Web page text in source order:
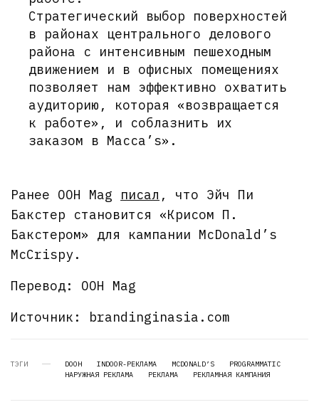
Стратегический выбор поверхностей
в районах центрального делового
района с интенсивным пешеходным
движением и в офисных помещениях
позволяет нам эффективно охватить
аудиторию, которая «возвращается
к работе», и соблазнить их
заказом в Macca’s».
Ранее OOH Mag писал , что Эйч Пи
Бакстер становится «Крисом П.
Бакстером» для кампании McDonald’s
McCrispy.
Перевод: OOH Mag
Источник: brandinginasia.com
ТЭГИ DOOH INDOOR-РЕКЛАМА MCDONALD’S
PROGRAMMATIC
НАРУЖНАЯ РЕКЛАМА
РЕКЛАМА РЕКЛАМНАЯ КАМПАНИЯ